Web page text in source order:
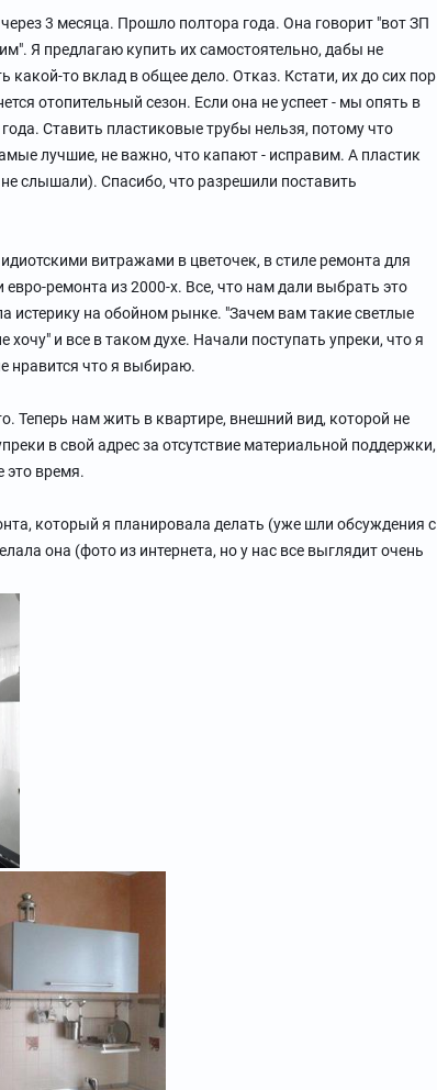
3 месяца. Прошло полтора года. Она говорит "вот ЗП
Я предлагаю купить их самостоятельно, дабы не
какой-то вклад в общее дело. Отказ. Кстати, их до сих пор
отопительный сезон. Если она не успеет - мы опять в
Ставить пластиковые трубы нельзя, потому что
лучшие, не важно, что капают - исправим. А пластик
слышали). Спасибо, что разрешили поставить
витражами в цветочек, в стиле ремонта для
ремонта из 2000-х. Все, что нам дали выбрать это
истерику на обойном рынке. "Зачем вам такие светлые
хочу" и все в таком духе. Начали поступать упреки, что я
нравится что я выбираю.
Теперь нам жить в квартире, внешний вид, которой не
в свой адрес за отсутствие материальной поддержки,
это время.
который я планировала делать (уже шли обсуждения с
она (фото из интернета, но у нас все выглядит очень